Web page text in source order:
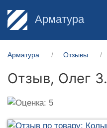
Арматура
Арматура Отзывы
Отзыв, Олег З.